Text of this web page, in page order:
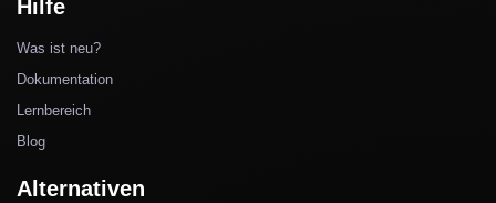
Hilfe
Was ist neu?
Dokumentation
Lernbereich
Blog
Alternativen